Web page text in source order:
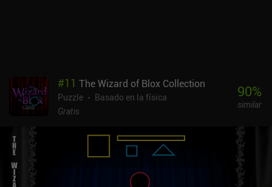
#11 The Wizard of Blox Collection
Puzzle
Basado en la física
Gratis
90%
similar